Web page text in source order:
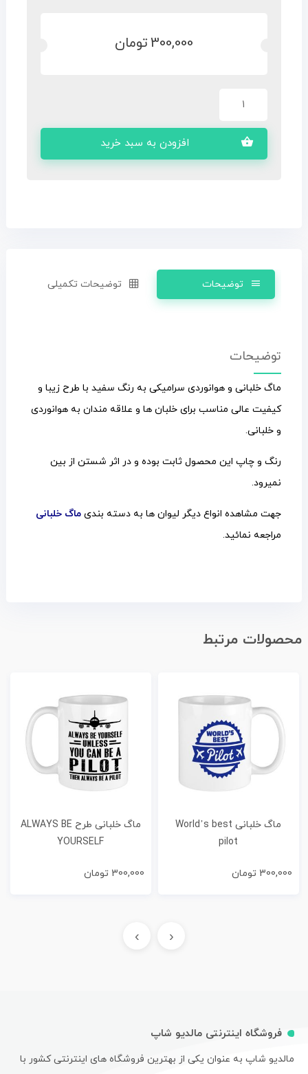
300,000تومان
افزودن به سبد خرید
توضیحات توضیحات تکمیلی
توضیحات
ماگ خلبانی و هوانوردی سرامیکی به رنگ سفید با طرح زیبا و
کیفیت عالی مناسب برای خلبان ها و علاقه مندان به هوانوردی
و خلبانی.
رنگ و چاپ این محصول ثابت بوده و در اثر شستن از بین
نمیرود.
جهت مشاهده انواع دیگر لیوان ها به دسته بندی ماگ خلبانی
مراجعه نمائید.
محصولات مرتبط
ماگ خلبانی World’s best
pilot
300,000 تومان
ماگ خلبانی طرح ALWAYS BE
YOURSELF
300,000 تومان
‹
›
فروشگاه اینترنتی مالدیو شاپ
مالدیو شاپ به عنوان یکی از بهترین فروشگاه های اینترنتی کشور با